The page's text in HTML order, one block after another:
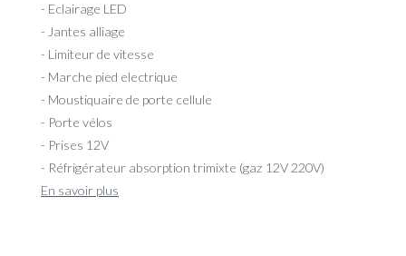
- Eclairage LED
- Jantes alliage
- Limiteur de vitesse
- Marche pied electrique
- Moustiquaire de porte cellule
- Porte vélos
- Prises 12V
- Réfrigérateur absorption trimixte (gaz 12V 220V)
En savoir plus